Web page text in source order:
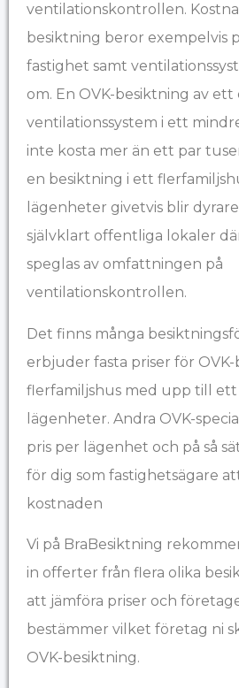
ventilationskontrollen.
besiktning beror exempelvis
fastighet samt
om. En OVK-besiktning av ett
ventilationssystem i ett
inte kosta mer än ett par
en besiktning i ett
lägenheter givetvis blir
självklart offentliga lokaler
speglas av omfattningen på
ventilationskontrollen.
Det finns många
erbjuder fasta priser för
flerfamiljshus med upp till ett
lägenheter. Andra OVK-
pris per lägenhet och på så
för dig som fastighetsägare
kostnaden
Vi på BraBesiktning
in offerter från flera olika
att jämföra priser och
bestämmer vilket företag ni
OVK-besiktning.